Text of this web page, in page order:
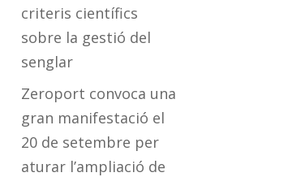
criteris científics
sobre la gestió del
senglar
Zeroport convoca una
gran manifestació el
20 de setembre per
aturar l’ampliació de